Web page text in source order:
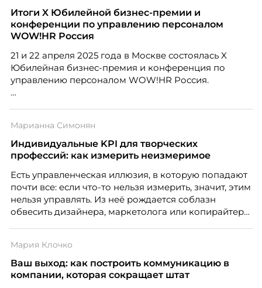
Итоги X Юбилейной бизнес-премии и
конференции по управлению персоналом
WOW!HR Россия
21 и 22 апреля 2025 года в Москве состоялась X
Юбилейная бизнес-премия и конференция по
управлению персоналом WOW!HR Россия.
номинантов и гостей мероприятия.
Марианна Симонян
Индивидуальные KPI для творческих
профессий: как измерить неизмеримое
Есть управленческая иллюзия, в которую попадают
почти все: если что-то нельзя измерить, значит, этим
нельзя управлять. Из неё рождается соблазн
обвесить дизайнера, маркетолога или копирайтера
Проблема в том, что так мы измеряем не ценность,
а движение. А творческая работа — это тот редкий
случай, где движение и результат могут не
Мария Клочко
Ваш выход: как построить коммуникацию в
компании, которая сокращает штат